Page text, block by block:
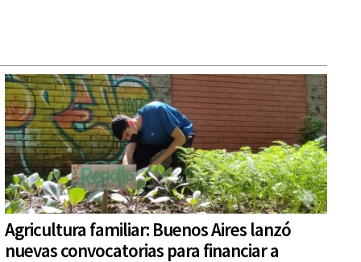
Agricultura familiar: Buenos Aires lanzó
nuevas convocatorias para financiar a